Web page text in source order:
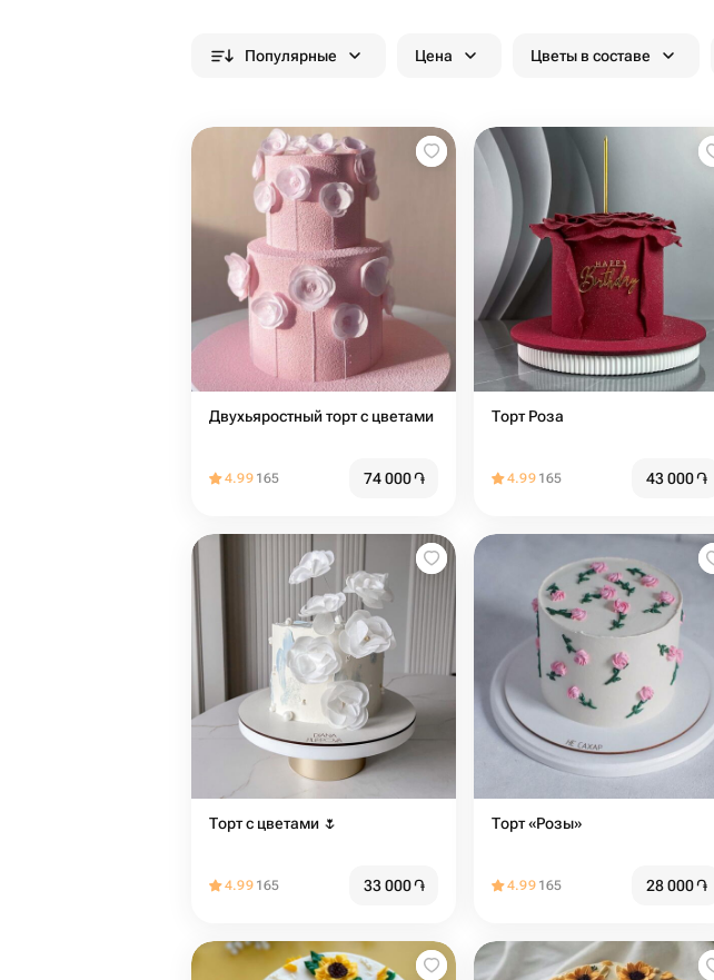
Популярные Цена Цветы в составе
Двухьяростный торт с цветами
4.99 165 74 000֏
Торт Роза
4.99 165 43 000֏
Торт с цветами 🌷
4.99 165 33 000֏
Торт «Розы»
4.99 165 28 000֏